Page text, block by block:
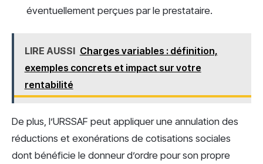
éventuellement perçues par le prestataire.
LIRE AUSSI Charges variables : définition,
exemples concrets et impact sur votre
rentabilité
De plus, l’URSSAF peut appliquer une annulation des
réductions et exonérations de cotisations sociales
dont bénéficie le donneur d’ordre pour son propre